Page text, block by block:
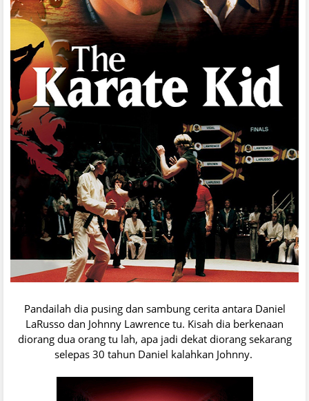
Pandailah dia pusing dan sambung cerita antara Daniel
LaRusso dan Johnny Lawrence tu. Kisah dia berkenaan
diorang dua orang tu lah, apa jadi dekat diorang sekarang
selepas 30 tahun Daniel kalahkan Johnny.